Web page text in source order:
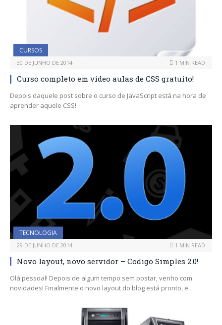
CURSOS
30 DE JUNHO DE 2014 1 MIN READ
Curso completo em vídeo aulas de CSS gratuito!
Depois daquele post sobre o curso de JavaScript está na hora de
aprender aquele CSS!
TECNOLOGIA
29 DE JUNHO DE 2014 1 MIN READ
Novo layout, novo servidor – Codigo Simples 2.0!
Olá pessoal! Depois de algum tempo sem postar, venho com
novidades! Finalmente o novo layout do blog está pronto, e…